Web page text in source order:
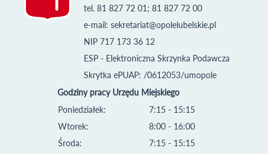
tel. 81 827 72 01; 81 827 72 00
e-mail: sekretariat@opolelubelskie.pl
NIP 717 173 36 12
ESP - Elektroniczna Skrzynka Podawcza
Skrytka ePUAP: /0612053/umopole
Godziny pracy Urzędu Miejskiego
Poniedziałek:
Wtorek:
Środa:
7:15 - 15:15
8:00 - 16:00
7:15 - 15:15